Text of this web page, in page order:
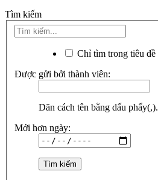
Tìm kiếm
Chỉ tìm trong tiêu đề
Được gửi bởi thành viên:
Dãn cách tên bằng dấu phẩy(,).
Mới hơn ngày: